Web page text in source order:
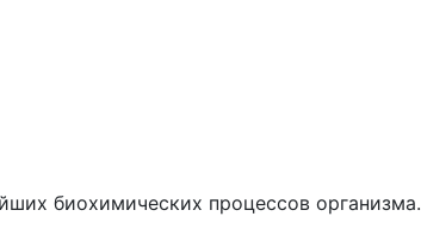
биохимических процессов организма.